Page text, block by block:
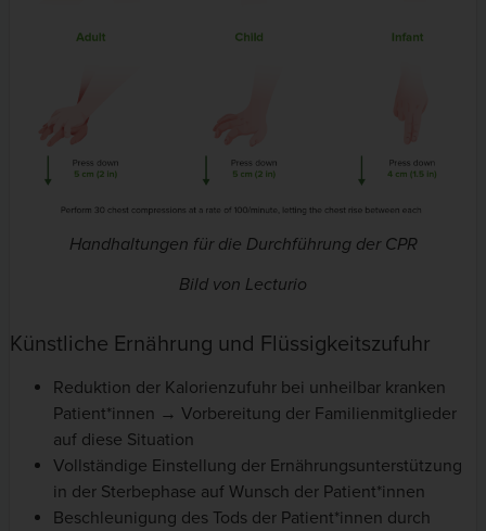
Handhaltungen für die Durchführung der CPR
Bild von Lecturio
Künstliche Ernährung und Flüssigkeitszufuhr
Reduktion der Kalorienzufuhr bei unheilbar kranken
Patient*innen → Vorbereitung der Familienmitglieder
auf diese Situation
Vollständige Einstellung der Ernährungsunterstützung
in der Sterbephase auf Wunsch der Patient*innen
Beschleunigung des Tods der Patient*innen durch